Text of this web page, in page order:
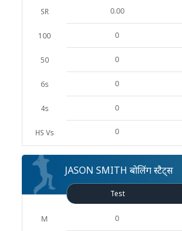
SR
100
50
6s
4s
HS Vs
0.00
0
0
0
0
0
JASON SMITH बोलिंग स्टैट्स
M
Test
0